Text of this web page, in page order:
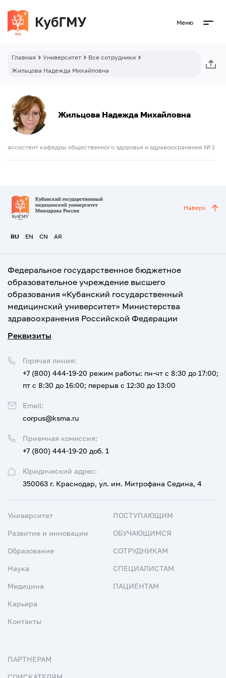
Меню
Главная Университет
Все сотрудники
Жильцова Надежда Михайловна
Жильцова Надежда Михайловна
ассистент кафедры общественного здоровья и здравоохранения № 1
RU EN CN AR
Наверх
Федеральное государственное бюджетное
образовательное учреждение высшего
образования «Кубанский государственный
медицинский университет» Министерства
здравоохранения Российской Федерации
Реквизиты
Юридический адрес:
350063 г. Краснодар, ул. им. Митрофана Седина, 4
Приемная комиссия:
+7 (800) 444-19-20 доб. 1
Горячая линия:
+7 (800) 444-19-20 режим работы: пн-чт с 8:30 до 17:00;
пт с 8:30 до 16:00; перерыв с 12:30 до 13:00
Email:
corpus@ksma.ru
Университет
Развитие и инновации
Образование
Наука
Медицина
Карьера
Контакты
ПОСТУПАЮЩИМ
ОБУЧАЮЩИМСЯ
СОТРУДНИКАМ
СПЕЦИАЛИСТАМ
ПАЦИЕНТАМ
ПАРТНЕРАМ